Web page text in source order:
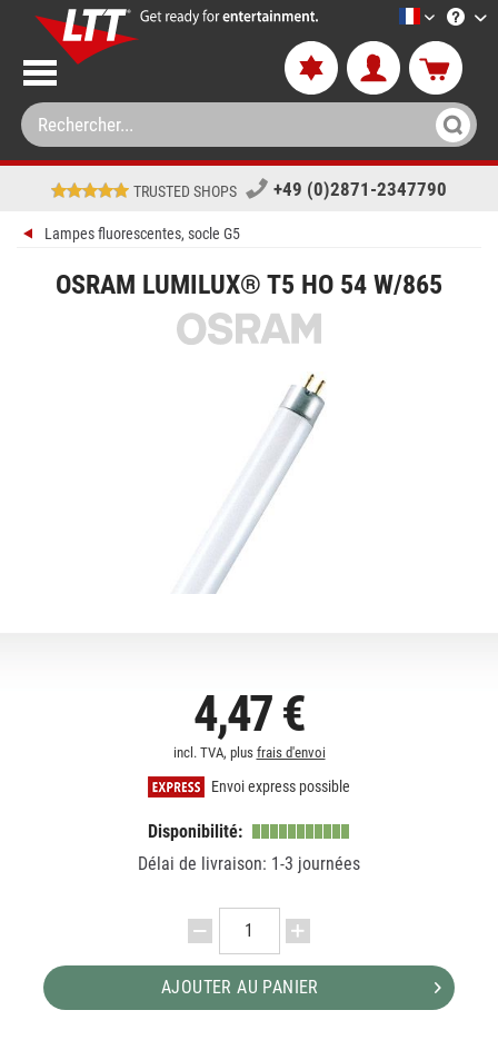
LTT-
TRUSTED SHOPS +49 (0)2871-2347790
Lampes fluorescentes, socle G5
OSRAM LUMILUX® T5 HO 54 W/865
4,47 €
incl. TVA, plus frais d'envoi
Envoi express possible
Disponibilité:
Délai de livraison: 1-3 journées
AJOUTER AU PANIER